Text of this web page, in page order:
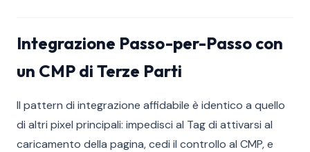
Integrazione Passo-per-Passo con
un CMP di Terze Parti
Il pattern di integrazione affidabile è identico a quello
di altri pixel principali: impedisci al Tag di attivarsi al
caricamento della pagina, cedi il controllo al CMP, e